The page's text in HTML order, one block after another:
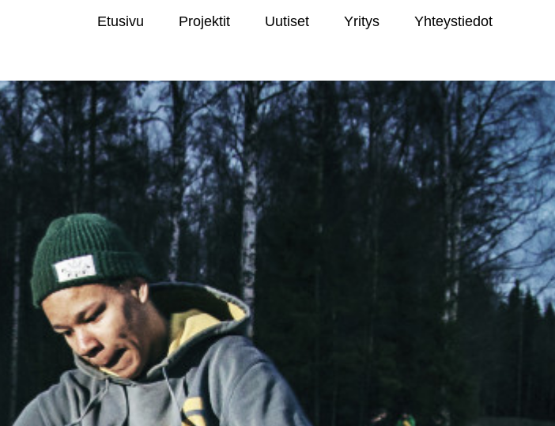
Etusivu Projektit Uutiset Yritys Yhteystiedot